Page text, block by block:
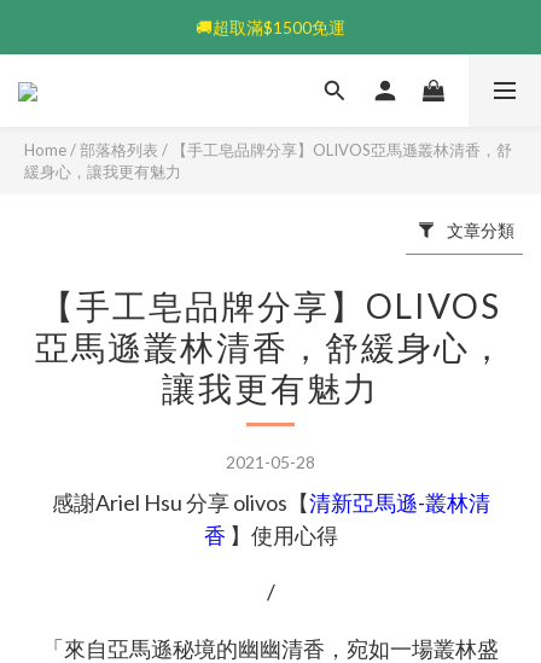
💰加入會員送$100👆🏻每筆享5%回饋💰
🚚超取滿$1500免運
💰加入會員送$100👆🏻每筆享5%回饋💰
Home/部落格列表 /
【手工皂品牌分享】OLIVOS亞馬遜叢林清香，舒
緩身心，讓我更有魅力
文章分類
【手工皂品牌分享】OLIVOS
亞馬遜叢林清香，舒緩身心，
讓我更有魅力
2021-05-28
感謝Ariel Hsu 分享 olivos【清新亞馬遜-叢林清
香 】使用心得
/
「來自亞馬遜秘境的幽幽清香，宛如一場叢林盛